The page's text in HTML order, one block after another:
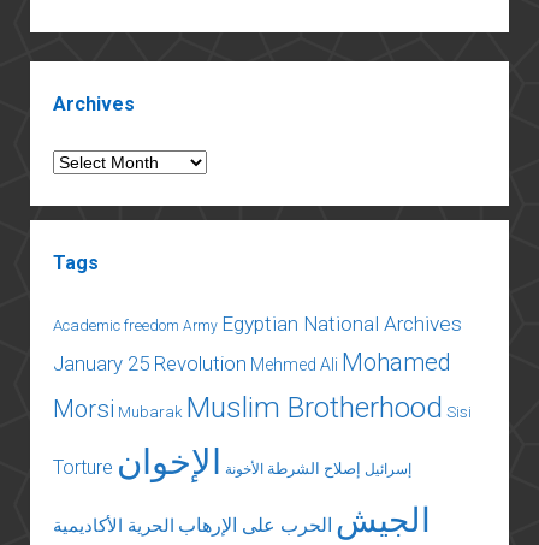
القانون
Archives
Archives
Tags
Academic freedom Army Egyptian National Archives
January 25 Revolution Mehmed Ali Mohamed
Morsi Mubarak Muslim Brotherhood Sisi
Torture إسرائيل إصلاح الشرطة الأخونة الإخوان
الجيش الحرب على الإرهاب الحرية الأكاديمية